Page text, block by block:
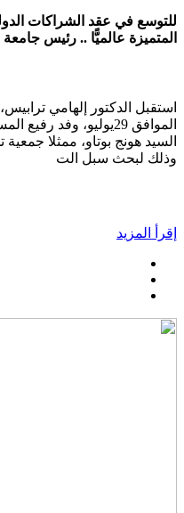
للتوسع في عقد الشراكات
المتميزة عالميًّا .. رئيس
استقبل الدكتور إلهامي
الموافق 29يوليو، وفد
السيد هونج بوتاو، ممثلا
وذلك لبحث سبل الت
إقرأ المزيد